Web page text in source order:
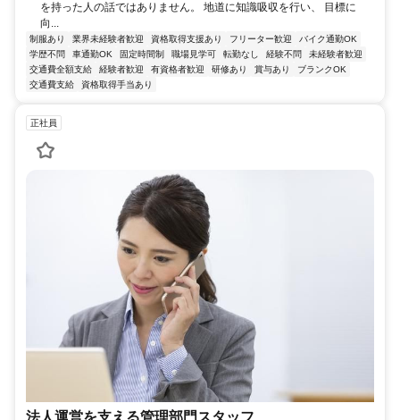
を持った人の話ではありません。 地道に知識吸収を行い、 目標に
向...
制服あり 業界未経験者歓迎 資格取得支援あり フリーター歓迎
バイク通勤OK
学歴不問
車通勤OK 固定時間制 職場見学可 転勤なし 経験不問
未経験者歓迎
交通費全額支給
経験者歓迎 有資格者歓迎 研修あり 賞与あり
ブランクOK
交通費支給
資格取得手当あり
正社員